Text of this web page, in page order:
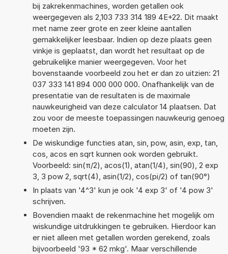
bij zakrekenmachines, worden getallen ook
weergegeven als 2,103 733 314 189 4E+22. Dit maakt
met name zeer grote en zeer kleine aantallen
gemakkelijker leesbaar. Indien op deze plaats geen
vinkje is geplaatst, dan wordt het resultaat op de
gebruikelijke manier weergegeven. Voor het
bovenstaande voorbeeld zou het er dan zo uitzien: 21
037 333 141 894 000 000 000. Onafhankelijk van de
presentatie van de resultaten is de maximale
nauwkeurigheid van deze calculator 14 plaatsen. Dat
zou voor de meeste toepassingen nauwkeurig genoeg
moeten zijn.
De wiskundige functies atan, sin, pow, asin, exp, tan,
cos, acos en sqrt kunnen ook worden gebruikt.
Voorbeeld: sin(π/2), acos(1), atan(1/4), sin(90), 2 exp
3, 3 pow 2, sqrt(4), asin(1/2), cos(pi/2) of tan(90°)
In plaats van '4^3' kun je ook '4 exp 3' of '4 pow 3'
schrijven.
Bovendien maakt de rekenmachine het mogelijk om
wiskundige uitdrukkingen te gebruiken. Hierdoor kan
er niet alleen met getallen worden gerekend, zoals
bijvoorbeeld '93 * 62 mkg'. Maar verschillende